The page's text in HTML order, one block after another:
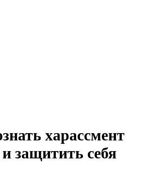
харассмент
защитить себя